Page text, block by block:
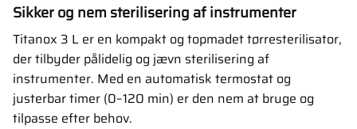
Sikker og nem sterilisering af instrumenter
Titanox 3 L er en kompakt og topmadet tørresterilisator,
der tilbyder pålidelig og jævn sterilisering af
instrumenter. Med en automatisk termostat og
justerbar timer (0–120 min) er den nem at bruge og
tilpasse efter behov.